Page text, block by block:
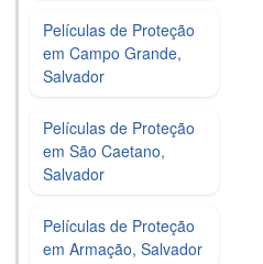
Películas de Proteção
em Campo Grande,
Salvador
Películas de Proteção
em São Caetano,
Salvador
Películas de Proteção
em Armação, Salvador